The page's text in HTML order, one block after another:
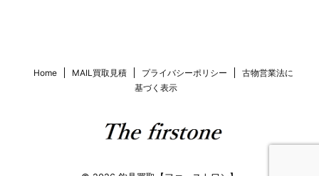
Home MAIL買取見積 プライバシーポリシー
古物営業法に
基づく表示